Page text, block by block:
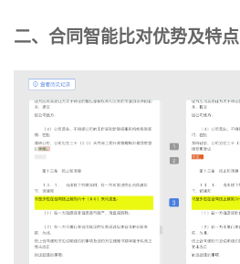
二、合同智能比对优势及特点